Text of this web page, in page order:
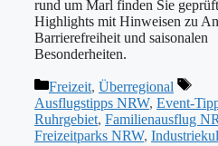
rund um Marl finden Sie
Highlights mit Hinweisen zu
Barrierefreiheit und saisonalen
Besonderheiten.
Kategorien
Freizeit, Überregional
Ausflugstipps NRW, Event-
Ruhrgebiet, Familienausflug
Freizeitparks NRW,